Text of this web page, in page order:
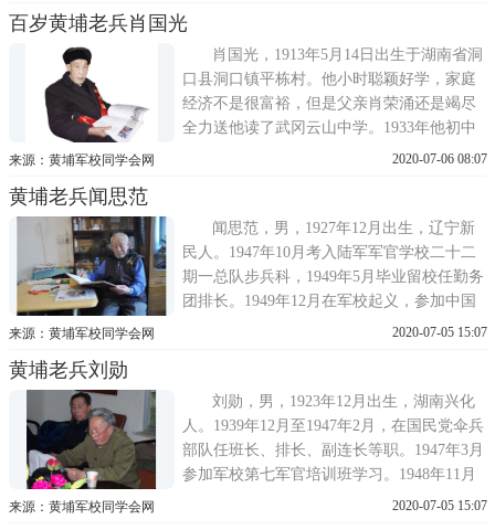
兵等待包扎，大量青年加入抢救伤兵的行列
中，上海民众与各地民众包括外国友人一起
以各种方式积极参加抗战
百岁黄埔老兵肖国光
肖国光，1913年5月14日出生于湖南省洞
口县洞口镇平栋村。他小时聪颖好学，家庭
经济不是很富裕，但是父亲肖荣涌还是竭尽
全力送他读了武冈云山中学。1933年他初中
毕业回家办私塾，两年后到邵阳市保安团任
作为一名堂堂七尺男儿，应该投笔从戎，保
家卫国，遂于1939年投
来源：黄埔军校同学会网 2020-07-06 08:07
黄埔老兵闻思范
闻思范，男，1927年12月出生，辽宁新
民人。1947年10月考入陆军军官学校二十二
期一总队步兵科，1949年5月毕业留校任勤务
团排长。1949年12月在军校起义，参加中国
人民解放军西南军政大学学习，结业后任西
任教员，1956年3月被保送到辽阳师专中文系
深造学习。1958年下半年，
来源：黄埔军校同学会网 2020-07-05 15:07
黄埔老兵刘勋
刘勋，男，1923年12月出生，湖南兴化
人。1939年12月至1947年2月，在国民党伞兵
部队任班长、排长、副连长等职。1947年3月
参加军校第七军官培训班学习。1948年11月
在国民党伞兵三团任副连长。1949年4月加入
来源：黄埔军校同学会网 2020-07-05 15:07